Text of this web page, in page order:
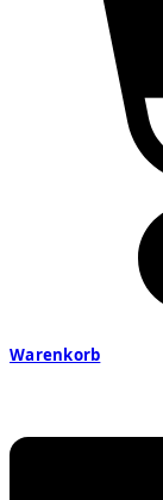
Warenkorb